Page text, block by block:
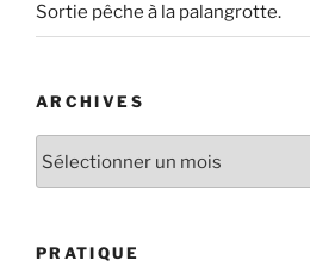
Sortie pêche à la palangrotte.
ARCHIVES
PRATIQUE